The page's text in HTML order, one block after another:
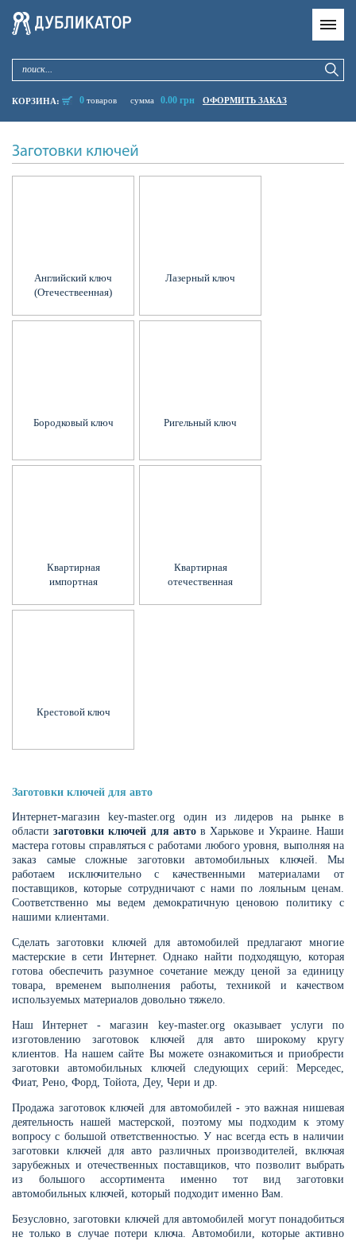
КОРЗИНА: 0 товаров сумма 0.00 грн ОФОРМИТЬ ЗАКАЗ
Английский ключ
(Отечествеенная)
Лазерный ключ
Бородковый ключ Ригельный ключ
Квартирная
импортная
Квартирная
отечественная
Крестовой ключ
Заготовки ключей для авто
Интернет-магазин key-master.org один из лидеров на рынке в
областизаготовки ключей для автов Харькове и Украине. Наши
мастера готовы справляться с работами любого уровня, выполняя на
заказ самые сложные заготовки автомобильных ключей. Мы
работаем исключительно с качественными материалами от
поставщиков, которые сотрудничают с нами по лояльным ценам.
Соответственно мы ведем демократичную ценовою политику с
нашими клиентами.
Сделать заготовки ключей для автомобилей предлагают многие
мастерские в сети Интернет. Однако найти подходящую, которая
готова обеспечить разумное сочетание между ценой за единицу
товара, временем выполнения работы, техникой и качеством
используемых материалов довольно тяжело.
Наш Интернет - магазин key-master.org оказывает услуги по
изготовлению заготовок ключей для авто широкому кругу
клиентов. На нашем сайте Вы можете ознакомиться и приобрести
заготовки автомобильных ключей следующих серий: Мерседес,
Фиат, Рено, Форд, Тойота, Деу, Чери и др.
Продажа заготовок ключей для автомобилей - это важная нишевая
деятельность нашей мастерской, поэтому мы подходим к этому
вопросу с большой ответственностью. У нас всегда есть в наличии
заготовки ключей для авто различных производителей, включая
зарубежных и отечественных поставщиков, что позволит выбрать
из большого ассортимента именно тот вид заготовки
автомобильных ключей, который подходит именно Вам.
Безусловно, заготовки ключей для автомобилей могут понадобиться
не только в случае потери ключа. Автомобили, которые активно